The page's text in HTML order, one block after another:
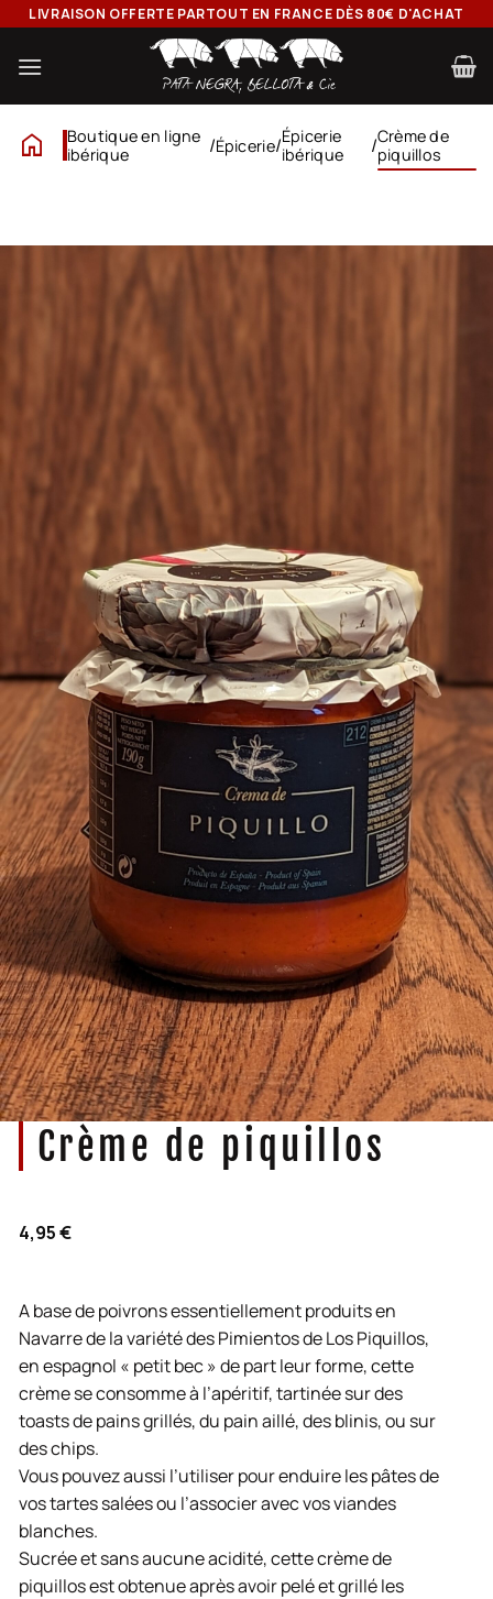
Passer
contenu
LIVRAISON OFFERTE PARTOUT EN FRANCE DÈS 80€ D'ACHAT
home
Boutique en ligne
ibérique
/Épicerie/Épicerie
ibérique
/Crème de
piquillos
Crème de piquillos
4,95€
A base de poivrons essentiellement produits en
Navarre de la variété des Pimientos de Los Piquillos,
en espagnol « petit bec » de part leur forme, cette
crème se consomme à l’apéritif, tartinée sur des
toasts de pains grillés, du pain aillé, des blinis, ou sur
des chips.
Vous pouvez aussi l’utiliser pour enduire les pâtes de
vos tartes salées ou l’associer avec vos viandes
blanches.
Sucrée et sans aucune acidité, cette crème de
piquillos est obtenue après avoir pelé et grillé les